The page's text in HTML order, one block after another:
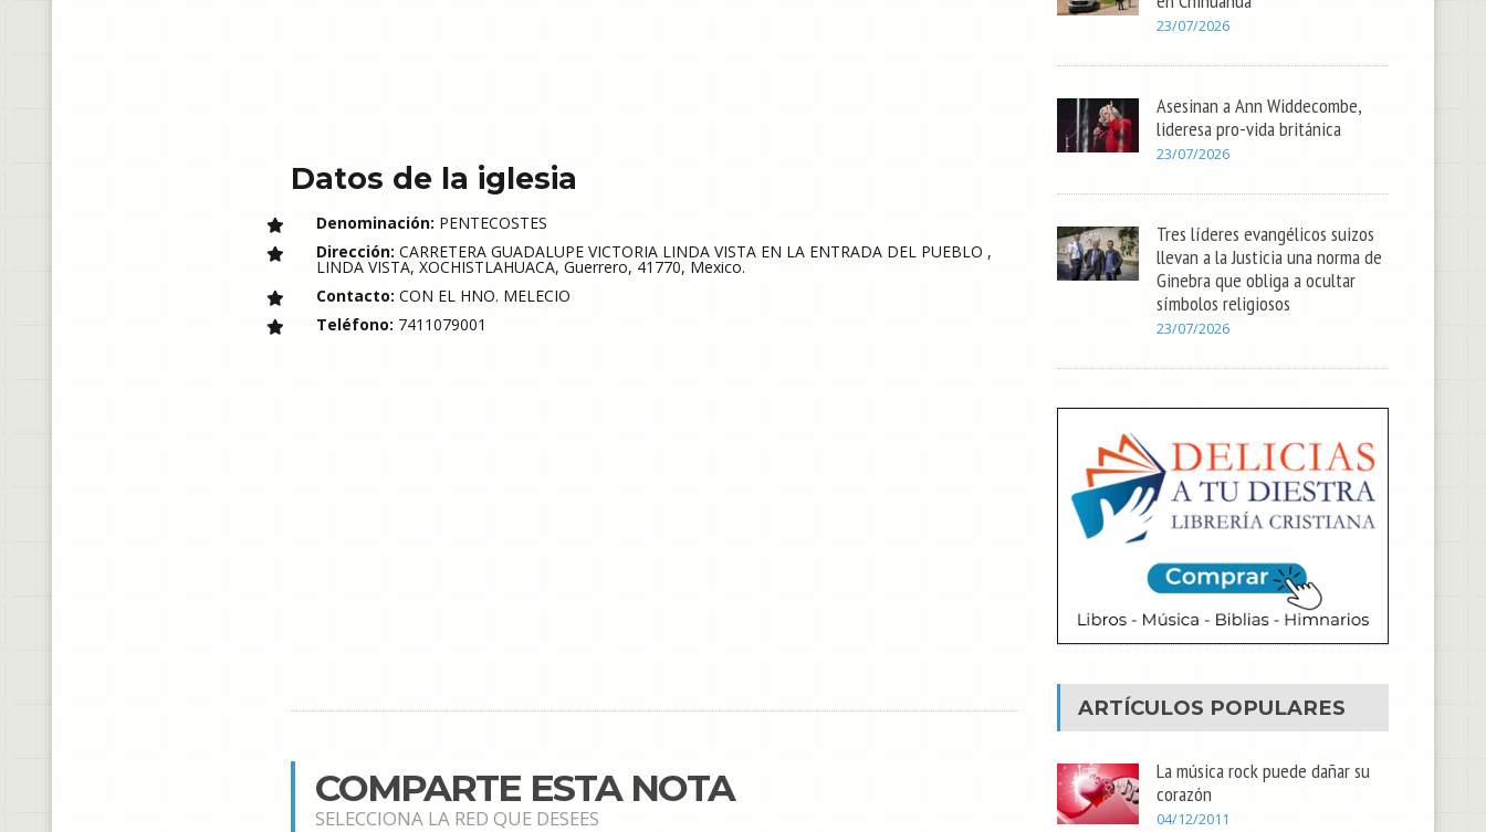
Datos de la iglesia
Denominación: PENTECOSTES
Dirección: CARRETERA GUADALUPE VICTORIA LINDA VISTA EN LA ENTRADA DEL PUEBLO ,
LINDA VISTA, XOCHISTLAHUACA, Guerrero, 41770, Mexico.
Contacto: CON EL HNO. MELECIO
Teléfono: 7411079001
COMPARTE ESTA NOTA
SELECCIONA LA RED QUE DESEES
23/07/2026
Asesinan a Ann Widdecombe,
lideresa pro-vida británica
23/07/2026
Tres líderes evangélicos suizos
llevan a la Justicia una norma de
Ginebra que obliga a ocultar
símbolos religiosos
23/07/2026
ARTÍCULOS POPULARES
La música rock puede dañar su
corazón
04/12/2011